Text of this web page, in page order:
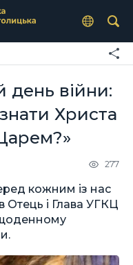
день війни:
Христа
277
кожним із нас
Отець і Глава УГКЦ